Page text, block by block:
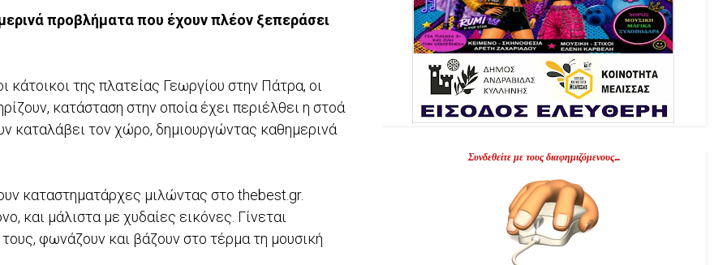
προβλήματα που έχουν πλέον ξεπεράσει
κάτοικοι της πλατείας Γεωργίου στην Πάτρα, οι
κατάσταση στην οποία έχει περιέλθει η στοά
καταλάβει τον χώρο, δημιουργώντας καθημερινά
καταστηματάρχες μιλώντας στο thebest.gr.
και μάλιστα με χυδαίες εικόνες. Γίνεται
φωνάζουν και βάζουν στο τέρμα τη μουσική
Συνδεθείτε με τους διαφημιζόμενους...